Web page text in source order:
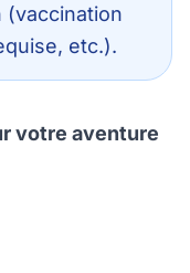
(vaccination
etc.).
votre aventure